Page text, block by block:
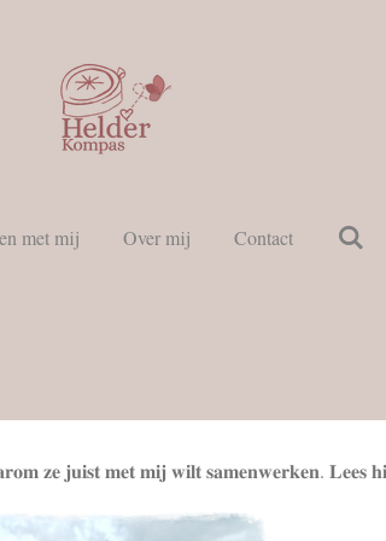
met mij Over mij Contact
𝐳𝐞 𝐣𝐮𝐢𝐬𝐭 𝐦𝐞𝐭 𝐦𝐢𝐣 𝐰𝐢𝐥𝐭 𝐬𝐚𝐦𝐞𝐧𝐰𝐞𝐫𝐤𝐞𝐧. 𝐋𝐞𝐞𝐬